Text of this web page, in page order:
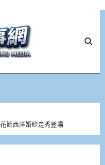
節西洋婚紗走秀登場